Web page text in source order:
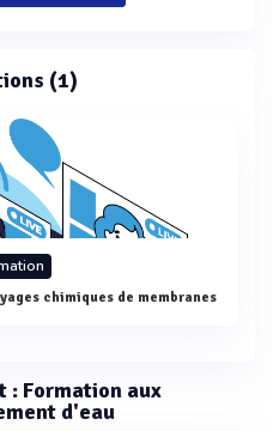
(1)
chimiques de membranes
Formation aux
d'eau